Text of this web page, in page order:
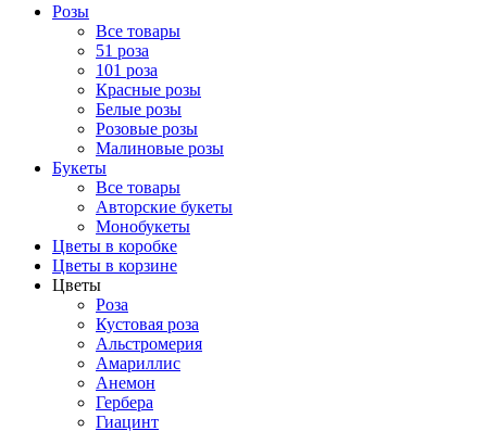
Розы
Все товары
51 роза
101 роза
Красные розы
Белые розы
Розовые розы
Малиновые розы
Букеты
Все товары
Авторские букеты
Монобукеты
Цветы в коробке
Цветы в корзине
Цветы
Роза
Кустовая роза
Альстромерия
Амариллис
Анемон
Гербера
Гиацинт